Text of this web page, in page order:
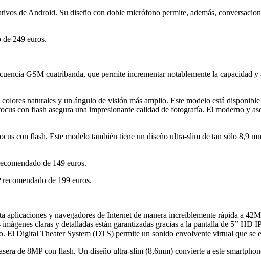
de Android. Su diseño con doble micrófono permite, además,
249 euros.
GSM cuatribanda, que permite incrementar notablemente la capacidad y
naturales y un ángulo de visión más amplio. Este modelo está
con flash asegura una impresionante calidad de fotografía. El moderno y
con flash. Este modelo también tiene un diseño ultra-slim de tan sólo 8,9
de 149 euros.
de 199 euros.
y navegadores de Internet de manera increíblemente rápida a
claras y detalladas están garantizadas gracias a la pantalla de 5’’ HD
El Digital Theater System (DTS) permite un sonido envolvente virtual que se
de 8MP con flash. Un diseño ultra-slim (8,6mm) convierte a este